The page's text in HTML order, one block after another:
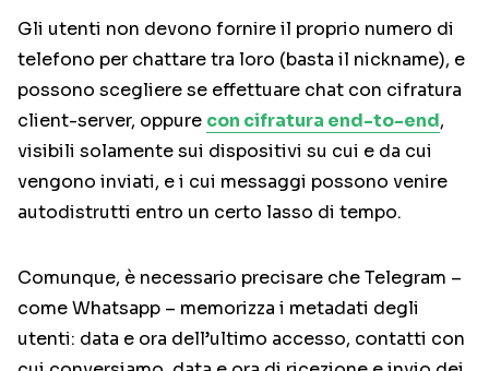
Gli utenti non devono fornire il proprio numero di
telefono per chattare tra loro (basta il nickname), e
possono scegliere se effettuare chat con cifratura
client-server, oppure con cifratura end-to-end,
visibili solamente sui dispositivi su cui e da cui
vengono inviati, e i cui messaggi possono venire
autodistrutti entro un certo lasso di tempo.
Comunque, è necessario precisare che Telegram –
come Whatsapp – memorizza i metadati degli
utenti: data e ora dell’ultimo accesso, contatti con